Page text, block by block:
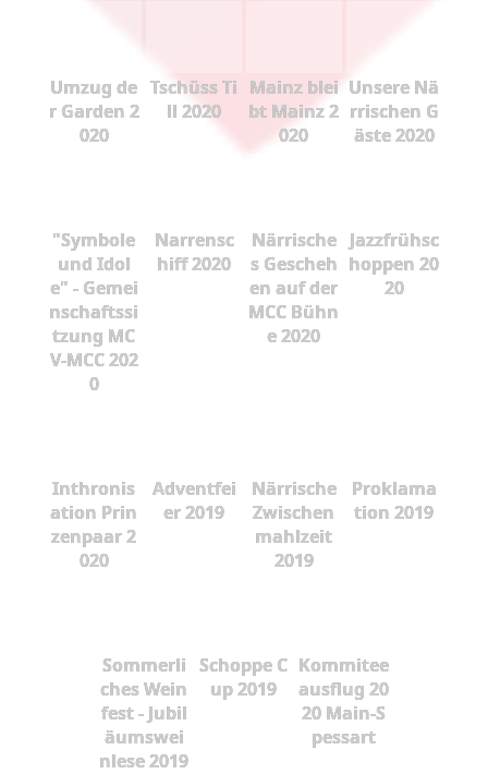
Umzug de
r Garden 2
020
Tschüss Ti
ll 2020
Mainz blei
bt Mainz 2
020
Unsere Nä
rrischen G
äste 2020
"Symbole
und Idol
e" - Gemei
nschaftssi
tzung MC
V-MCC 202
0
Narrensc
hiff 2020
Närrische
s Gescheh
en auf der
MCC Bühn
e 2020
Jazzfrühsc
hoppen 20
20
Inthronis
ation Prin
zenpaar 2
020
Adventfei
er 2019
Närrische
Zwischen
mahlzeit
2019
Proklama
tion 2019
Sommerli
ches Wein
fest - Jubil
äumswei
nlese 2019
Schoppe C
up 2019
Kommitee
ausflug 20
20 Main-S
pessart